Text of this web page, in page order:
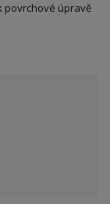
povrchové úpravě